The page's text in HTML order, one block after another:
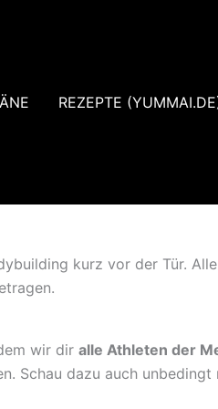
REZEPTE
kurz vor der Tür.
wir dir alle Athleten der
Schau dazu auch unbedingt